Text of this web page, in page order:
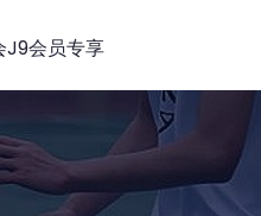
j9会员专享